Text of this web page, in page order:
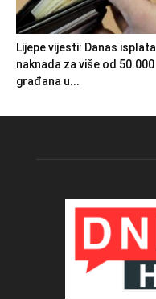
Lijepe vijesti: Danas isplata
naknada za više od 50.000
građana u...